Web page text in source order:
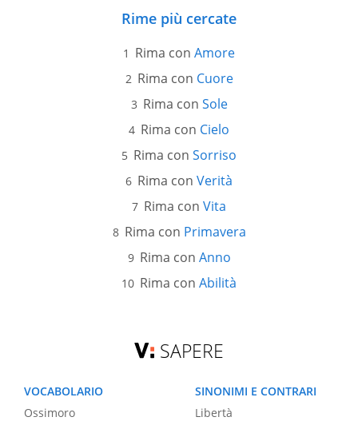
Rime più cercate
Rima con Amore
Rima con Cuore
Rima con Sole
Rima con Cielo
Rima con Sorriso
Rima con Verità
Rima con Vita
Rima con Primavera
Rima con Anno
Rima con Abilità
SAPERE
VOCABOLARIO
Ossimoro
SINONIMI E CONTRARI
Libertà